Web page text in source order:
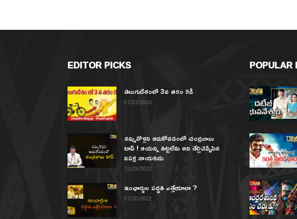
EDITOR PICKS
తెలుగుదేశంలో 3వ తరం రెడీ
01/23/2026
నమ్మినోళ్లని ఆదుకోవడంలో చంద్రబాబు
టాప్ ! ఆయన్ని తిట్టలేను అని తేల్చిచెప్పేసిన
విపక్ష నాయకుడు
12/29/2022
ఇంఛార్జుల పద్ధతి ఎత్తేయాలా ?
07/20/2022
POPULAR